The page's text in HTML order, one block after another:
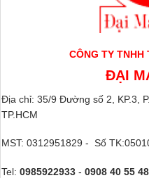
CÔNG TY TNHH
ĐẠI
Địa chỉ: 35/9 Đường số 2, KP.3,
TP.HCM
MST: 0312951829 - Số
Tel: 0985922933 - 0908 40 55